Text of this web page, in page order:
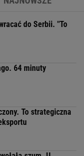
do Serbii. "To
64 minuty
To strategiczna